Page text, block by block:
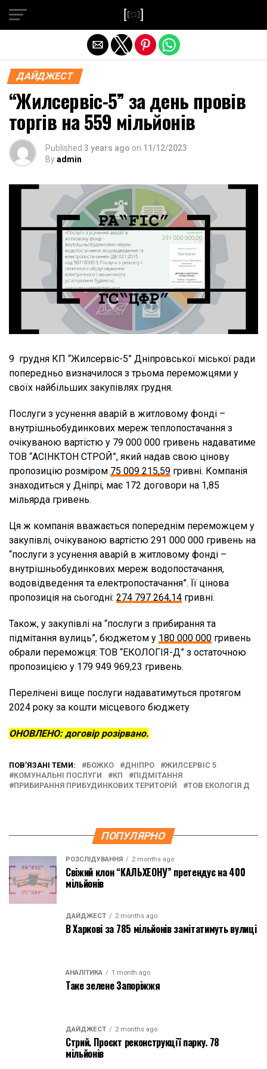
ДАЙДЖЕСТ
“Жилсервіс-5” за день провів
торгів на 559 мільйонів
Published 3 years ago on 11/12/2023
Byadmin
9 грудня КП “Жилсервіс-5” Дніпровської міської ради
попередньо визначилося з трьома переможцями у
своїх найбільших закупівлях грудня.
Послуги з усунення аварій в житловому фонді –
внутрішньобудинкових мереж теплопостачання з
очікуваною вартістю у 79 000 000 гривень надаватиме
ТОВ “АСІНКТОН СТРОЙ”, який надав свою цінову
пропозицію розміром 75 009 215,59 гривні. Компанія
знаходиться у Дніпрі, має 172 договори на 1,85
мільярда гривень.
Ця ж компанія вважається попереднім переможцем у
закупівлі, очікуваною вартістю 291 000 000 гривень на
“послуги з усунення аварій в житловому фонді –
внутрішньобудинкових мереж водопостачання,
водовідведення та електропостачання”. Її цінова
пропозиція на сьогодні: 274 797 264,14 гривні.
Також, у закупівлі на “послуги з прибирання та
підмітання вулиць”, бюджетом у 180 000 000 гривень
обрали переможця: ТОВ “ЕКОЛОГІЯ-Д” з остаточною
пропозицією у 179 949 969,23 гривень.
Перелічені вище послуги надаватимуться протягом
2024 року за кошти місцевого бюджету
ОНОВЛЕНО: договір розірвано.
ПОВ’ЯЗАНІ ТЕМИ: БОЖКО ДНІПРО
ЖИЛСЕРВІС 5
КОМУНАЛЬНІ ПОСЛУГИ
КП
ПІДМІТАННЯ
ПРИБИРАННЯ ПРИБУДИНКОВИХ ТЕРИТОРІЙ
ТОВ ЕКОЛОГІЯ Д
ПОПУЛЯРНО
РОЗСЛІДУВАННЯ 2 months ago
Свіжий клон “КАЛЬХЕОНУ” претендує на 400
мільйонів
ДАЙДЖЕСТ 2 months ago
В Харкові за 785 мільйонів замітатимуть вулиці
АНАЛІТИКА 1 month ago
Таке зелене Запоріжжя
ДАЙДЖЕСТ 2 months ago
Стрий. Проєкт реконструкції парку. 78
мільйонів
Exit mobile version